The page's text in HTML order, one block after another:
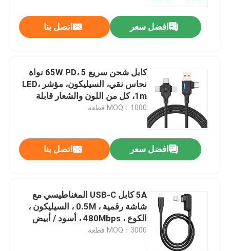
افضل سعر اتصل بنا
كابل شحن سريع 65W PD، 5 نواة
نحاس نقي، السيليكون، مؤشر LED،
1m، كل من اللون والشعار قابلة
للتخصيص
MOQ：1000 قطعة
افضل سعر اتصل بنا
5A كابل USB-C المغناطيسي مع
شاشة رقمية ، 0.5M ، السيليكون ،
الكوع ، 480Mbps ، أسود / أبيض
MOQ：3000 قطعة